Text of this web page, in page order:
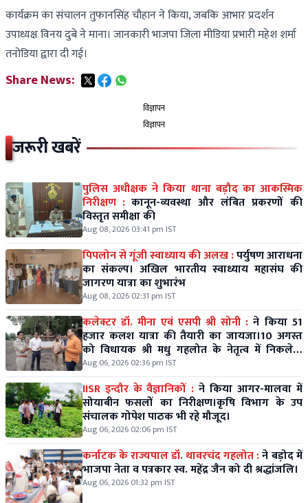
कार्यक्रम का संचालन तुफानसिंह चौहान ने किया, जबकि आभार प्रदर्शन
उपाध्यक्ष विनय दुबे ने माना। जानकारी भाजपा जिला मीडिया प्रभारी महेश शर्मा
तनोडिया द्वारा दी गई।
Share News:
विज्ञापन
विज्ञापन
जरूरी खबरें
पुलिस अधीक्षक ने किया थाना बड़ौद का आकस्मिक
निरीक्षण : कानून-व्यवस्था और लंबित प्रकरणों की
विस्तृत समीक्षा की
Aug 08, 2026 03:41 pm IST
पिपलोन से गूंजी स्वाध्याय की अलख :पर्युषण आराधना
का संकल्प। अखिल भारतीय स्वाध्याय महासंघ की
जागरण यात्रा का शुभारंभ
Aug 08, 2026 02:31 pm IST
कलेक्टर डॉ. मीना एवं एसपी श्री सोनी : ने किया 51
हजार कलश यात्रा की तैयारी का जायजा।10 अगस्त
को विधायक श्री मधु गहलोत के नेतृत्व में निकलेगी
विशाल कलश यात्रा।
Aug 06, 2026 02:36 pm IST
IISR इन्दौर के वैज्ञानिकों : ने किया आगर-मालवा में
सोयाबीन फसलों का निरीक्षण।कृषि विभाग के उप
संचालक गोपेश पाठक भी रहे मौजूद।
Aug 06, 2026 02:06 pm IST
कर्नाटक के राज्यपाल डॉ. थावरचंद गहलोत :ने बड़ोद में
भाजपा नेता व पत्रकार स्व. महेंद्र जैन को दी श्रद्धांजलि।
Aug 06, 2026 01:32 pm IST